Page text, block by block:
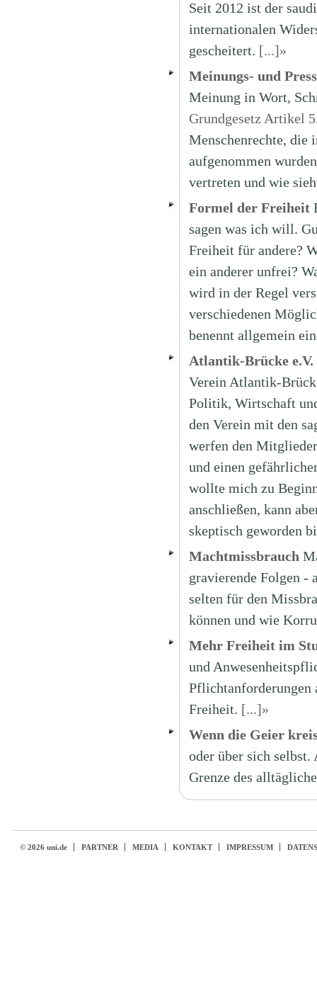
Seit 2012 ist der
internationalen
gescheitert. [...]»
Meinungs- und
Meinung in Wort,
Grundgesetz Artikel 5
Menschenrechte, die
aufgenommen
vertreten und wie
Formel der Freiheit
sagen was ich will.
Freiheit für andere?
ein anderer unfrei?
wird in der Regel
verschiedenen
benennt allgemein
Atlantik-Brücke e.V.
Verein Atlantik-
Politik, Wirtschaft
den Verein mit den
werfen den
und einen
wollte mich zu
anschließen, kann
skeptisch geworden
Machtmissbrauch
gravierende Folgen -
selten für den
können und wie
Mehr Freiheit im
und
Pflichtanforderungen
Freiheit. [...]»
Wenn die Geier
oder über sich
Grenze des
© 2026 uni.de PARTNER MEDIA KONTAKT IMPRESSUM